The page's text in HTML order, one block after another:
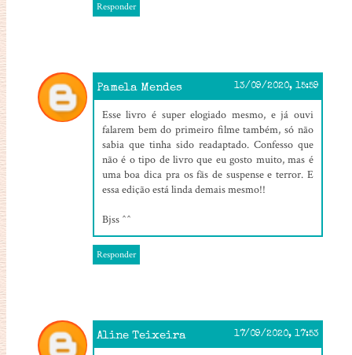
Responder
Pamela Mendes 13/09/2020, 15:59
Esse livro é super elogiado mesmo, e já ouvi
falarem bem do primeiro filme também, só não
sabia que tinha sido readaptado. Confesso que
não é o tipo de livro que eu gosto muito, mas é
uma boa dica pra os fãs de suspense e terror. E
essa edição está linda demais mesmo!!
Bjss ^^
Responder
Aline Teixeira 17/09/2020, 17:53